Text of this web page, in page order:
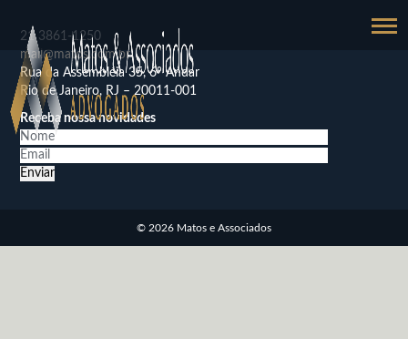
21 3861-1250
mail@matos.com.br
Rua da Assembléia 35, 6º Andar
Rio de Janeiro, RJ – 20011-001
Receba nossa novidades
© 2026 Matos e Associados